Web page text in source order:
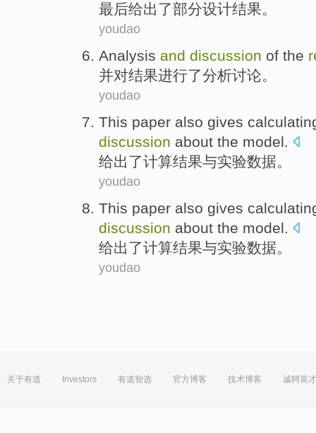
最后给出了部分设计结果。
youdao
Analysis and discussion of the
并对结果进行了分析讨论。
youdao
This paper also gives
discussion about the model.
给出了计算结果与实验数据。
youdao
This paper also gives
discussion about the model.
给出了计算结果与实验数据。
youdao
关于有道 Investors 有道智选 官方博客 技术博客 诚聘英才